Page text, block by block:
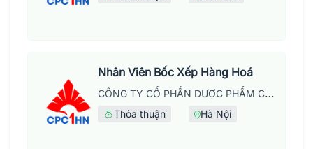
Nhân Viên Bốc Xếp Hàng Hoá
CÔNG TY CỔ PHẦN DƯỢC PHẨM CPC1 HÀ NỘI
Thỏa thuận Hà Nội